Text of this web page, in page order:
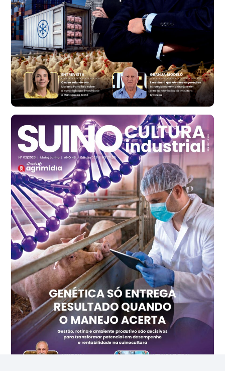
Trigo Atacado - Regional
RS
R$ 1.314,61
t
Ovo Vermelho - Regional
Vermelho
R$ 171,61
cx
Ovo Branco - Regional
Santa Maria do Jetibá (ES)
R$ 140,74
cx
Ovo Branco - Regional
Recife (PE)
R$ 147,74
cx
Ovo Vermelho - Regional
Recife (PE)
R$ 157,72
cx